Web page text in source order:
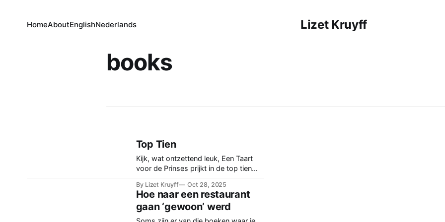
Lizet Kruyff
HomeAboutEnglishNederlands
books
Top Tien
Kijk, wat ontzettend leuk, Een Taart
voor de Prinses prijkt in de top tien
het Parool. Dat is toch wel koninklijk?
Hier even en detail
By Lizet Kruyff Oct 28, 2025
Hoe naar een restaurant
gaan ‘gewoon’ werd